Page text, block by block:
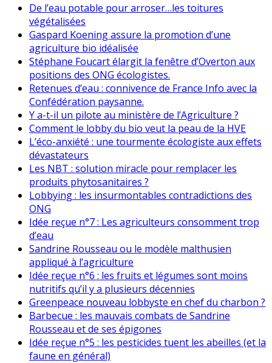
De l’eau potable pour arroser…les toitures
végétalisées
Gaspard Koening assure la promotion d’une
agriculture bio idéalisée
Stéphane Foucart élargit la fenêtre d’Overton aux
positions des ONG écologistes.
Retenues d’eau : connivence de France Info avec la
Confédération paysanne.
Y a-t-il un pilote au ministère de l’Agriculture ?
Comment le lobby du bio veut la peau de la HVE
L’éco-anxiété : une tourmente écologiste aux effets
dévastateurs
Les NBT : solution miracle pour remplacer les
produits phytosanitaires ?
Lobbying : les insurmontables contradictions des
ONG
Idée reçue n°7 : Les agriculteurs consomment trop
d’eau
Sandrine Rousseau ou le modèle malthusien
appliqué à l’agriculture
Idée reçue n°6 : les fruits et légumes sont moins
nutritifs qu’il y a plusieurs décennies
Greenpeace nouveau lobbyste en chef du charbon ?
Barbecue : les mauvais combats de Sandrine
Rousseau et de ses épigones
Idée reçue n°5 : les pesticides tuent les abeilles (et la
faune en général)